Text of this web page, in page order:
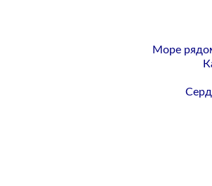
Море